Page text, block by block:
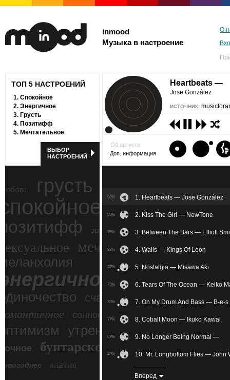
inmood
Музыка в настроение
О
ТОП 5 НАСТРОЕНИЙ
1. Спокойное
2. Энергичное
3. Грусть
4. Позитифф
5. Мечтательное
ВЫБОР
НАСТРОЕНИЙ
грусть
ностальгия
зимний экстрим
мечтательное
счастье
сонное
утреннее злость
бунтарское
беспокойное
апатия
Heartbeats —
Jose González
ИСТОЧНИК:
Об артисте
Доп. информация
93% 1. Heartbeats — Jose González
55% 2. Kiss The Girl — NewTone
76% 3. Between The Bars — Elliott
83% 4. Walls — Kings Of Leon
47% 5. Nostalgia — Misawa Aki
75% 6. Tears Of The Ocean — Keiko
33% 7. On My Drum And Bass — B-e-s
77% 8. Cobalt Moon — Ikuko Kawai
57% 9. No Longer Being Normal —
48% 10. Mr. Longbottom Flies — John
11. Somewhere Over The
Вперед